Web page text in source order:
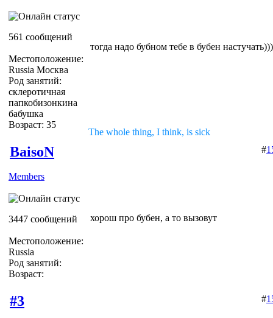
561 сообщений
Местоположение:
Russia Москва
Род занятий:
склеротичная
папкобизонкина
бабушка
Возраст: 35
тогда надо бубном тебе в бубен
The whole thing, I think, is sick
BaisoN
Members
3447 сообщений
Местоположение:
Russia
Род занятий:
Возраст:
#
хорош про бубен, а то вызовут
#3 #